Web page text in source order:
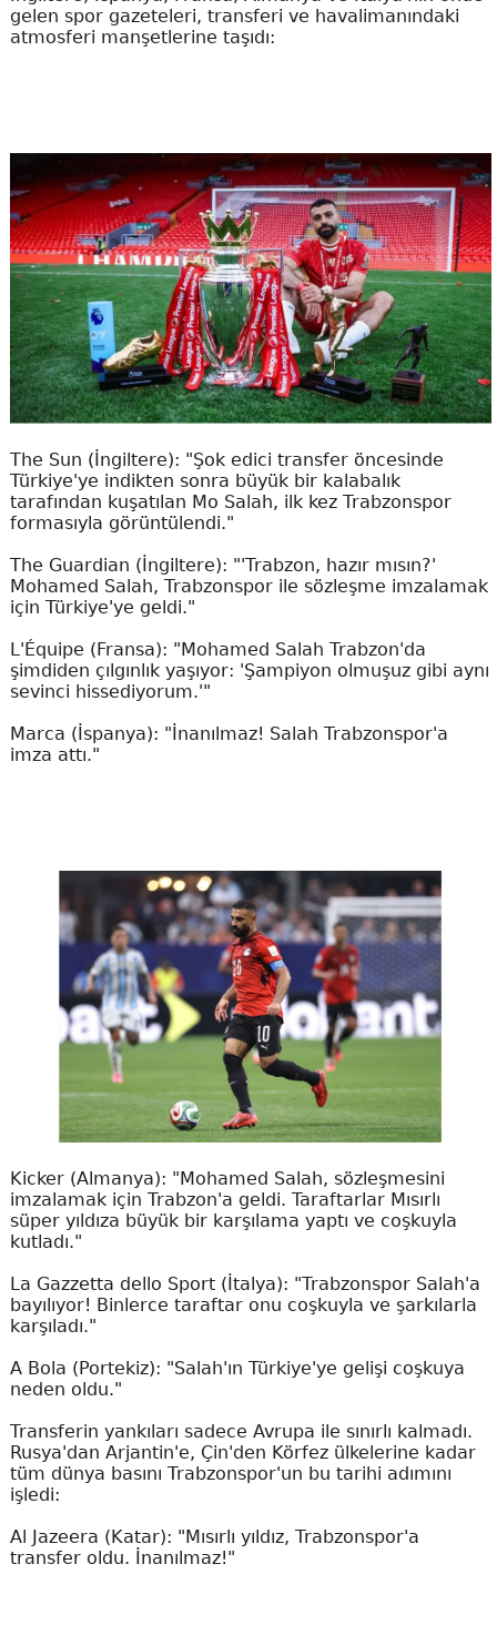
gelen spor gazeteleri, transferi ve havalimanındaki
atmosferi manşetlerine taşıdı:
The Sun (İngiltere): "Şok edici transfer öncesinde
Türkiye'ye indikten sonra büyük bir kalabalık
tarafından kuşatılan Mo Salah, ilk kez Trabzonspor
formasıyla görüntülendi."
The Guardian (İngiltere): "'Trabzon, hazır mısın?'
Mohamed Salah, Trabzonspor ile sözleşme imzalamak
için Türkiye'ye geldi."
L'Équipe (Fransa): "Mohamed Salah Trabzon'da
şimdiden çılgınlık yaşıyor: 'Şampiyon olmuşuz gibi aynı
sevinci hissediyorum.'"
Marca (İspanya): "İnanılmaz! Salah Trabzonspor'a
imza attı."
Kicker (Almanya): "Mohamed Salah, sözleşmesini
imzalamak için Trabzon'a geldi. Taraftarlar Mısırlı
süper yıldıza büyük bir karşılama yaptı ve coşkuyla
kutladı."
La Gazzetta dello Sport (İtalya): "Trabzonspor Salah'a
bayılıyor! Binlerce taraftar onu coşkuyla ve şarkılarla
karşıladı."
A Bola (Portekiz): "Salah'ın Türkiye'ye gelişi coşkuya
neden oldu."
Transferin yankıları sadece Avrupa ile sınırlı kalmadı.
Rusya'dan Arjantin'e, Çin'den Körfez ülkelerine kadar
tüm dünya basını Trabzonspor'un bu tarihi adımını
işledi:
Al Jazeera (Katar): "Mısırlı yıldız, Trabzonspor'a
transfer oldu. İnanılmaz!"